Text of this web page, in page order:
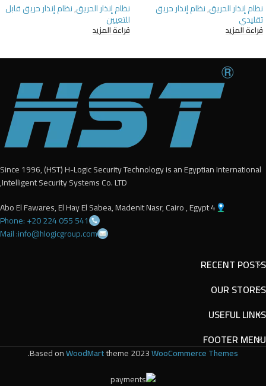
نظام إنذار الحريق,نظام إنذار حريق
تقليدي
قراءة المزيد
نظام إنذار الحريق,نظام إنذار حريق قابل
للتعيين
قراءة المزيد
Since 1996, (HST) H-Logic Security Technology is an Egyptian International
Intelligent Security Systems Co. LTD,
4 Abo El Fawares, El Hay El Sabea, Madenit Nasr, Cairo , Egypt
Phone: +20 224 055 541
Mail :info@hlogicgroup.com
RECENT POSTS
OUR STORES
USEFUL LINKS
FOOTER MENU
Based onWoodMarttheme2023WooCommerce Themes
.